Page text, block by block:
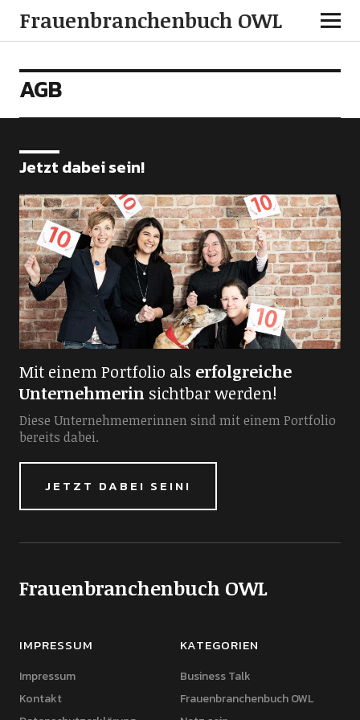
Frauenbranchenbuch OWL
AGB
Jetzt dabei sein!
Mit einem Portfolio als erfolgreiche
Unternehmerinsichtbar werden!
Diese Unternehmemerinnen sind mit einem Portfolio
bereits dabei.
JETZT DABEI SEIN!
Frauenbranchenbuch OWL
IMPRESSUM
Impressum
Kontakt
KATEGORIEN
Business Talk
Frauenbranchenbuch OWL